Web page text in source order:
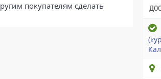
покупателям сделать